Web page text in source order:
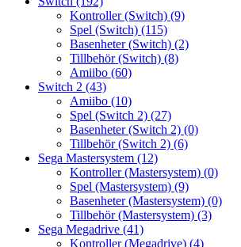
Kontroller (Switch) (9)
Spel (Switch) (115)
Basenheter (Switch) (2)
Tillbehör (Switch) (8)
Amiibo (60)
Switch 2 (43)
Amiibo (10)
Spel (Switch 2) (27)
Basenheter (Switch 2) (0)
Tillbehör (Switch 2) (6)
Sega Mastersystem (12)
Kontroller (Mastersystem) (0)
Spel (Mastersystem) (9)
Basenheter (Mastersystem) (0)
Tillbehör (Mastersystem) (3)
Sega Megadrive (41)
Kontroller (Megadrive) (4)